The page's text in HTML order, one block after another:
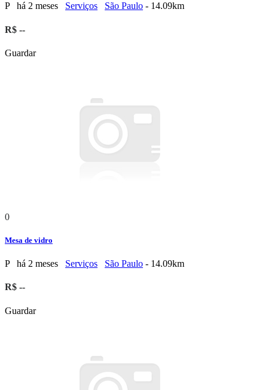
P há 2 meses Serviços São Paulo - 14.09km
R$ --
Guardar
0
Mesa de vidro
P há 2 meses Serviços São Paulo - 14.09km
R$ --
Guardar